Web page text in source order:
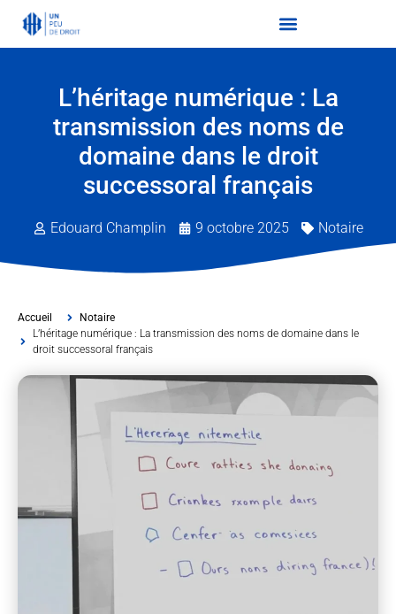
L’héritage numérique : La
transmission des noms de
domaine dans le droit
successoral français
Edouard Champlin 9 octobre 2025 Notaire
Accueil
Notaire
L’héritage numérique : La transmission des noms de domaine dans le
droit successoral français